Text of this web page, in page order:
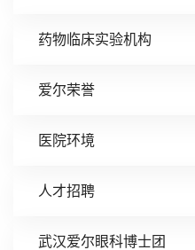
药物临床实验机构
爱尔荣誉
医院环境
人才招聘
武汉爱尔眼科博士团